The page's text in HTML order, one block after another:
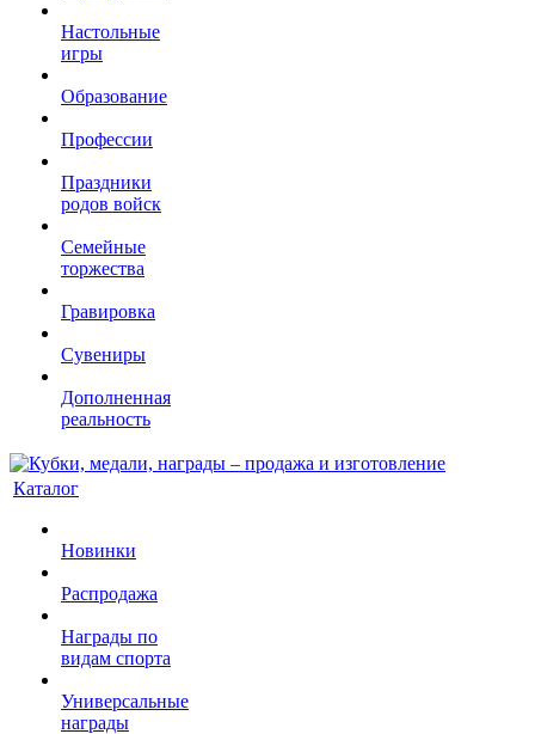
Настольные
игры
Образование
Профессии
Праздники
родов войск
Семейные
торжества
Гравировка
Сувениры
Дополненная
реальность
Каталог
Новинки
Распродажа
Награды по
видам спорта
Универсальные
награды